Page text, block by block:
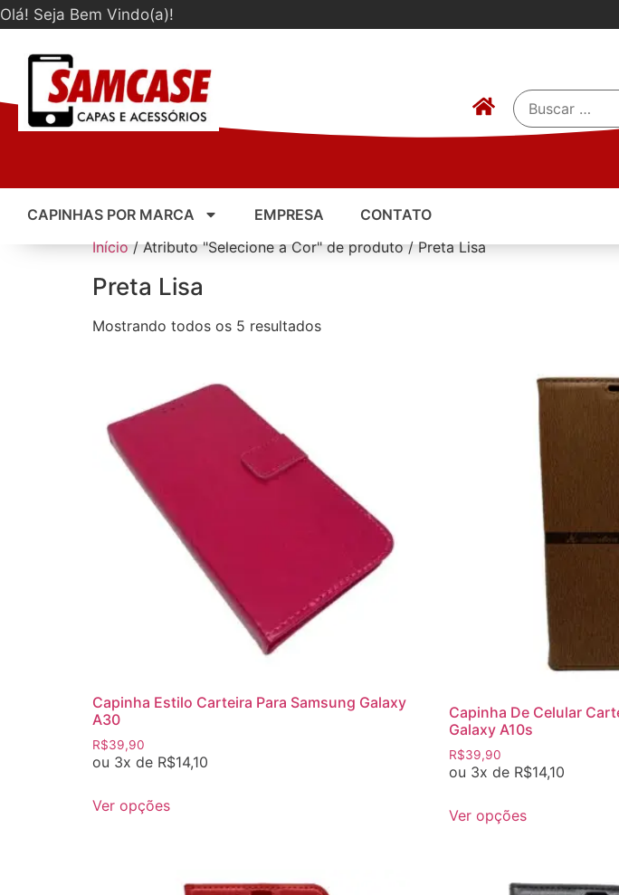
Olá! Seja Bem Vindo(a)!
CAPINHAS POR MARCA EMPRESA CONTATO
Início/ Atributo "Selecione a Cor" de produto / Preta Lisa
Preta Lisa
Mostrando todos os 5 resultados
Capinha Estilo Carteira Para Samsung Galaxy
A30
R$39,90
ou 3x de R$14,10
Ver opções
Capinha De Celular
Galaxy A10s
R$39,90
ou 3x de R$14,10
Ver opções